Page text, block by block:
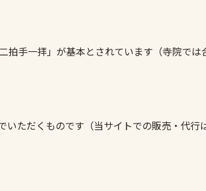
手一拝」が基本とされています（寺院で
ただくものです（当サイトでの販売・代